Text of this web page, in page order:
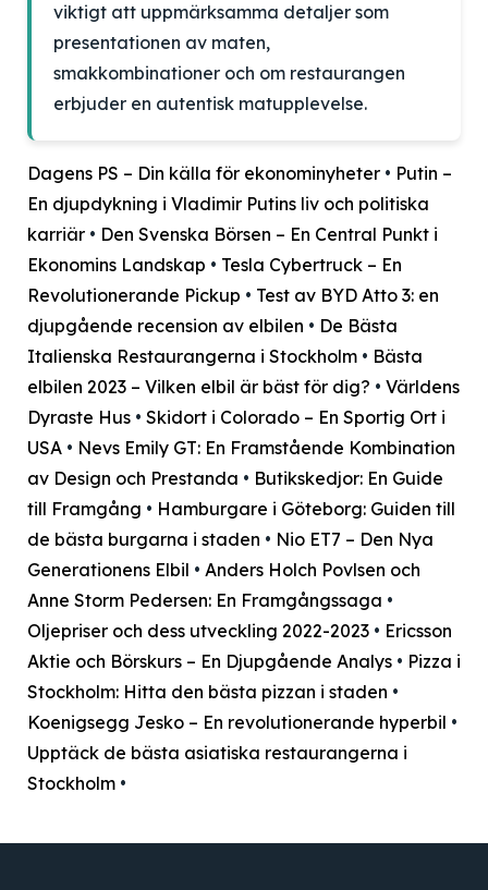
viktigt att uppmärksamma detaljer som
presentationen av maten,
smakkombinationer och om restaurangen
erbjuder en autentisk matupplevelse.
Dagens PS – Din källa för ekonominyheter • Putin –
En djupdykning i Vladimir Putins liv och politiska
karriär • Den Svenska Börsen – En Central Punkt i
Ekonomins Landskap • Tesla Cybertruck – En
Revolutionerande Pickup • Test av BYD Atto 3: en
djupgående recension av elbilen • De Bästa
Italienska Restaurangerna i Stockholm • Bästa
elbilen 2023 – Vilken elbil är bäst för dig? • Världens
Dyraste Hus • Skidort i Colorado – En Sportig Ort i
USA • Nevs Emily GT: En Framstående Kombination
av Design och Prestanda • Butikskedjor: En Guide
till Framgång • Hamburgare i Göteborg: Guiden till
de bästa burgarna i staden • Nio ET7 – Den Nya
Generationens Elbil • Anders Holch Povlsen och
Anne Storm Pedersen: En Framgångssaga •
Oljepriser och dess utveckling 2022-2023 • Ericsson
Aktie och Börskurs – En Djupgående Analys • Pizza i
Stockholm: Hitta den bästa pizzan i staden •
Koenigsegg Jesko – En revolutionerande hyperbil •
Upptäck de bästa asiatiska restaurangerna i
Stockholm •